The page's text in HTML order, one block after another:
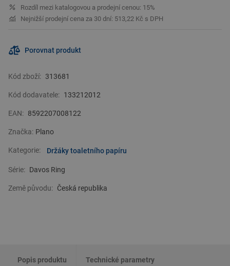
Plano získáte nejenefektivní a stylová řešenípro vaši koupelnu,
ale i důvěru v kvalitu.
Rozdíl mezi katalogovou a prodejní cenou: 15%
Nejnižší prodejní cena za 30 dní: 513,22 Kč s DPH
Porovnat produkt
Kód zboží: 313681
Kód dodavatele: 133212012
EAN: 8592207008122
Značka: Plano
Kategorie: Držáky toaletního papíru
Série: Davos Ring
Země původu: Česká republika
Popis produktu Technické parametry